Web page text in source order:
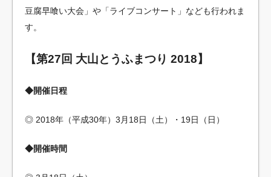
豆腐早喰い大会」や「ライブコンサート」なども行われま
す。
【第27回 大山とうふまつり 2018】
◆開催日程
◎ 2018年（平成30年）3月18日（土）・19日（日）
◆開催時間